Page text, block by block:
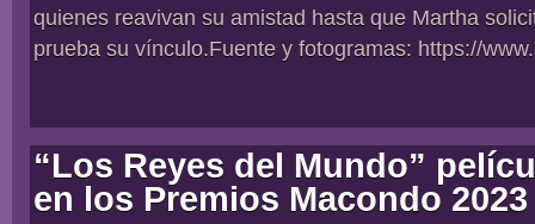
quienes reavivan su amistad hasta que Martha
prueba su vínculo.Fuente y fotogramas: https://
“Los Reyes del Mundo”
en los Premios Macondo 2023